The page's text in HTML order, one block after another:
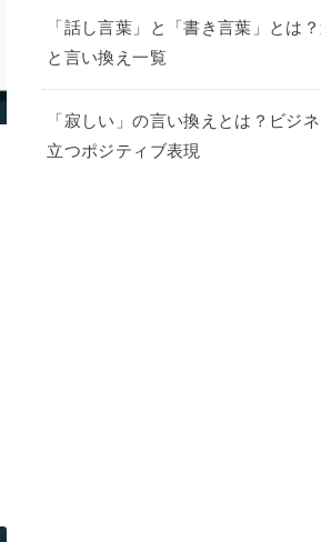
「話し言葉」と「書き言葉」とは
と言い換え一覧
「寂しい」の言い換えとは？ビジ
立つポジティブ表現